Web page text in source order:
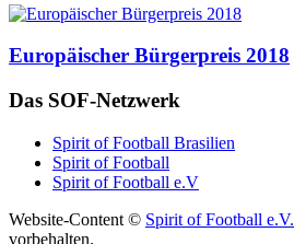
Europäischer Bürgerpreis 2018
Das SOF-Netzwerk
Spirit of Football Brasilien
Spirit of Football
Spirit of Football e.V
Website-Content © Spirit of Football e.V.
vorbehalten.